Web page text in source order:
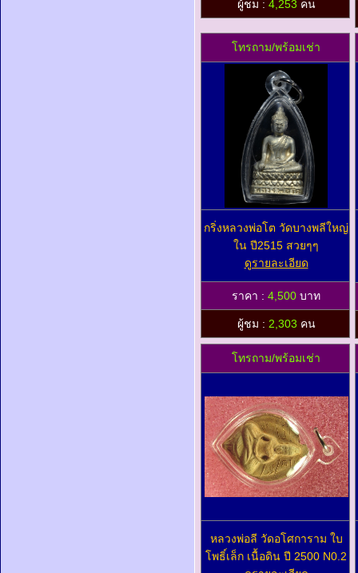
ผู้ชม : 4,253 คน
โทรถาม/พร้อมเช่า
กริ่งหลวงพ่อโต วัดบางพลีใหญ่
ใน ปี2515 สวยๆๆ
ดูรายละเอียด
ราคา : 4,500 บาท
ผู้ชม : 2,303 คน
โทรถาม/พร้อมเช่า
หลวงพ่อลี วัดอโศการาม ใบ
โพธิ์เล็ก เนื้อดิน ปี 2500 N0.2